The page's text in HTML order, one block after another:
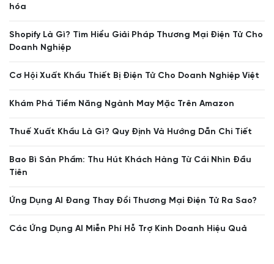
hóa
Shopify Là Gì? Tìm Hiểu Giải Pháp Thương Mại Điện Tử Cho
Doanh Nghiệp
Cơ Hội Xuất Khẩu Thiết Bị Điện Tử Cho Doanh Nghiệp Việt
Khám Phá Tiềm Năng Ngành May Mặc Trên Amazon
Thuế Xuất Khẩu Là Gì? Quy Định Và Hướng Dẫn Chi Tiết
Bao Bì Sản Phẩm: Thu Hút Khách Hàng Từ Cái Nhìn Đầu
Tiên
Ứng Dụng AI Đang Thay Đổi Thương Mại Điện Tử Ra Sao?
Các Ứng Dụng AI Miễn Phí Hỗ Trợ Kinh Doanh Hiệu Quả